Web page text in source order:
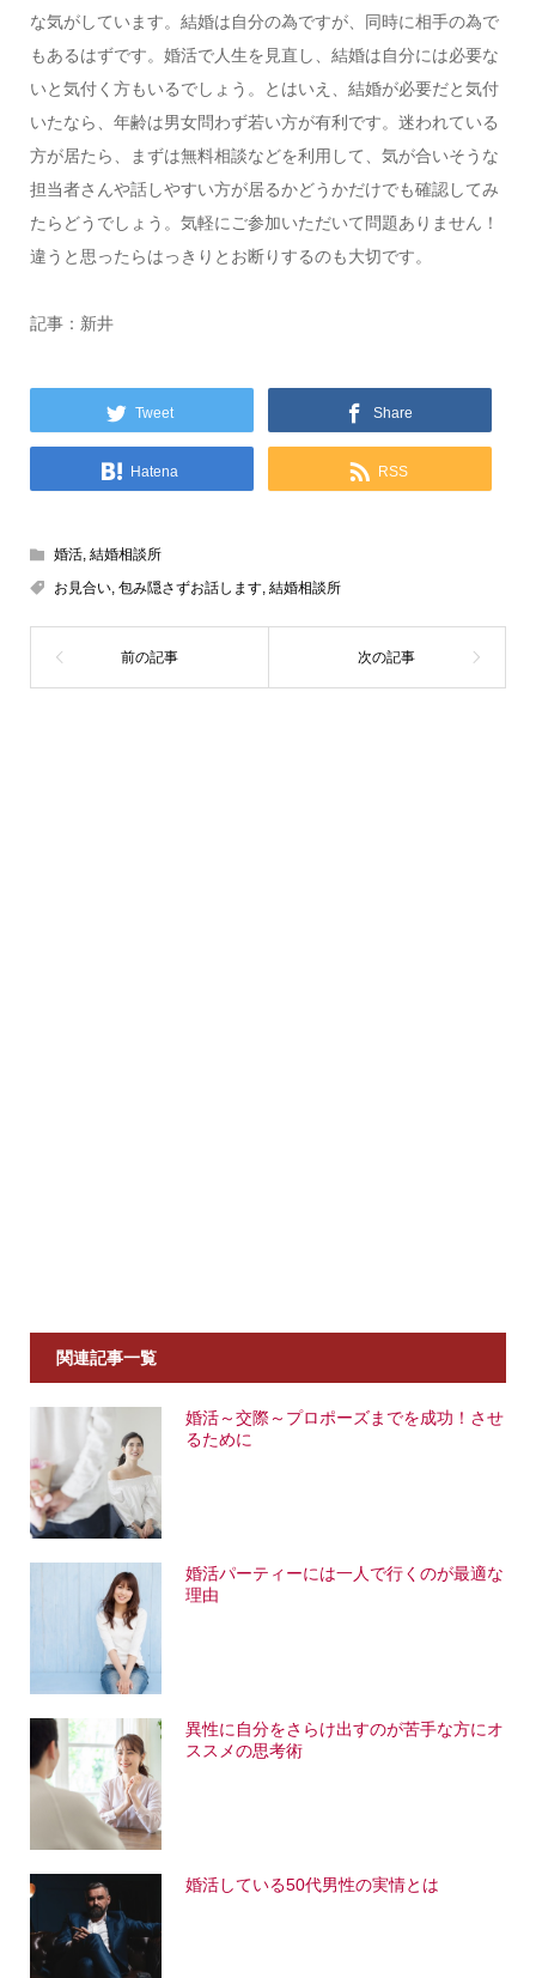
な気がしています。結婚は自分の為ですが、同時に相手の為で
もあるはずです。婚活で人生を見直し、結婚は自分には必要な
いと気付く方もいるでしょう。とはいえ、結婚が必要だと気付
いたなら、年齢は男女問わず若い方が有利です。迷われている
方が居たら、まずは無料相談などを利用して、気が合いそうな
担当者さんや話しやすい方が居るかどうかだけでも確認してみ
たらどうでしょう。気軽にご参加いただいて問題ありません！
違うと思ったらはっきりとお断りするのも大切です。
記事：新井
Tweet Share
Hatena RSS
婚活, 結婚相談所
お見合い, 包み隠さずお話します, 結婚相談所
関連記事一覧
婚活～交際～プロポーズまでを成功！させ
るために
婚活パーティーには一人で行くのが最適な
理由
異性に自分をさらけ出すのが苦手な方にオ
ススメの思考術
婚活している50代男性の実情とは